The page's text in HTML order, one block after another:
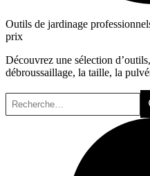
Outils de jardinage
prix
Découvrez une sélection
débroussaillage, la taille, la